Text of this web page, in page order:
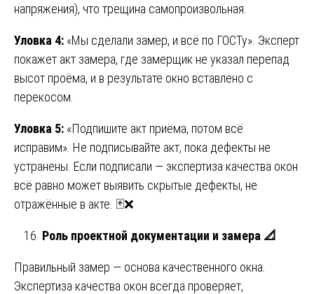
напряжения), что трещина самопроизвольная.
Уловка 4: «Мы сделали замер, и всё по ГОСТу». Эксперт
покажет акт замера, где замерщик не указал перепад
высот проёма, и в результате окно вставлено с
перекосом.
Уловка 5: «Подпишите акт приёма, потом всё
исправим». Не подписывайте акт, пока дефекты не
устранены. Если подписали — экспертиза качества окон
всё равно может выявить скрытые дефекты, не
отражённые в акте. 🃏❌
Роль проектной документации и замера 📐
Правильный замер — основа качественного окна.
Экспертиза качества окон всегда проверяет,